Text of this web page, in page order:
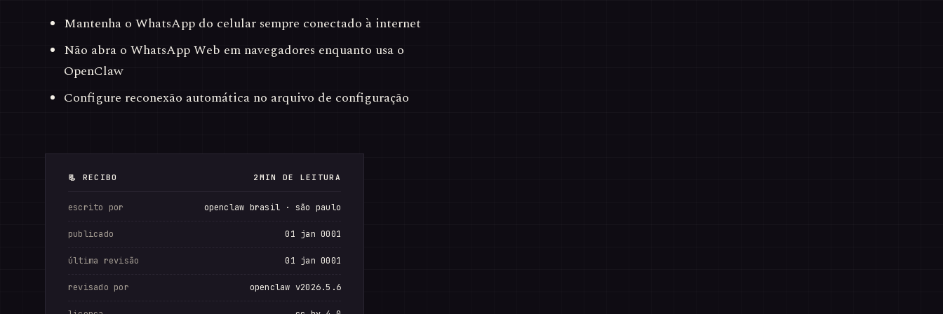
Mantenha o WhatsApp do celular sempre conectado à internet
Não abra o WhatsApp Web em navegadores enquanto usa o
OpenClaw
Configure reconexão automática no arquivo de configuração
📃 RECIBO 2MIN DE LEITURA
escrito por openclaw brasil · são paulo
publicado 01 jan 0001
última revisão 01 jan 0001
revisado por openclaw v2026.5.6